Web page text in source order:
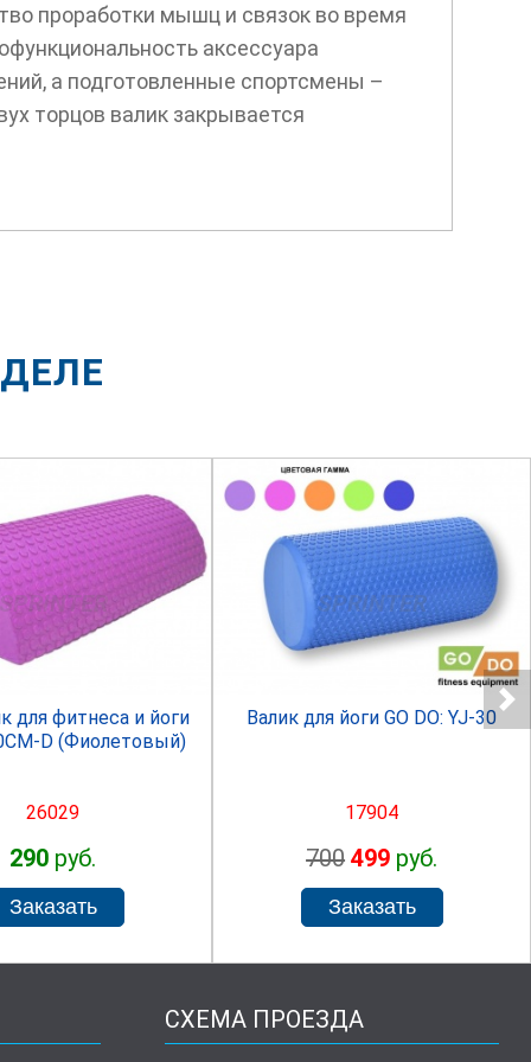
проработки мышц и связок во время
аксессуара
а подготовленные спортсмены –
торцов валик закрывается
SPRINTER
для фитнеса и йоги
D (Фиолетовый)
26029
290 руб.
SPRINTER
Валик для йоги GO DO: YJ-30
17904
700 499 руб.
СХЕМА ПРОЕЗДА